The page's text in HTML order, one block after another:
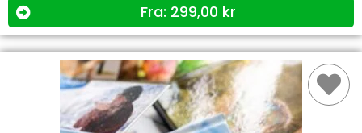
Fra: 299,00 kr